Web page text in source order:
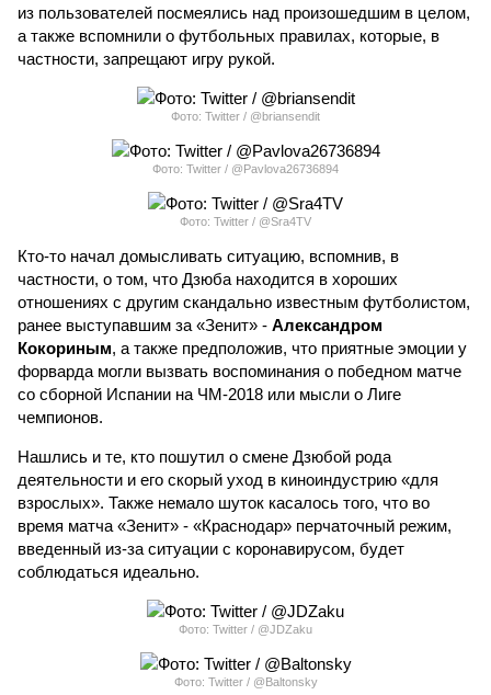
из пользователей посмеялись над произошедшим в целом,
а также вспомнили о футбольных правилах, которые, в
частности, запрещают игру рукой.
Фото: Twitter / @briansendit
Фото: Twitter / @Pavlova26736894
Фото: Twitter / @Sra4TV
Кто-то начал домысливать ситуацию, вспомнив, в
частности, о том, что Дзюба находится в хороших
отношениях с другим скандально известным футболистом,
ранее выступавшим за «Зенит» - Александром
Кокориным, а также предположив, что приятные эмоции у
форварда могли вызвать воспоминания о победном матче
со сборной Испании на ЧМ-2018 или мысли о Лиге
чемпионов.
Нашлись и те, кто пошутил о смене Дзюбой рода
деятельности и его скорый уход в киноиндустрию «для
взрослых». Также немало шуток касалось того, что во
время матча «Зенит» - «Краснодар» перчаточный режим,
введенный из-за ситуации с коронавирусом, будет
соблюдаться идеально.
Фото: Twitter / @JDZaku
Фото: Twitter / @Baltonsky